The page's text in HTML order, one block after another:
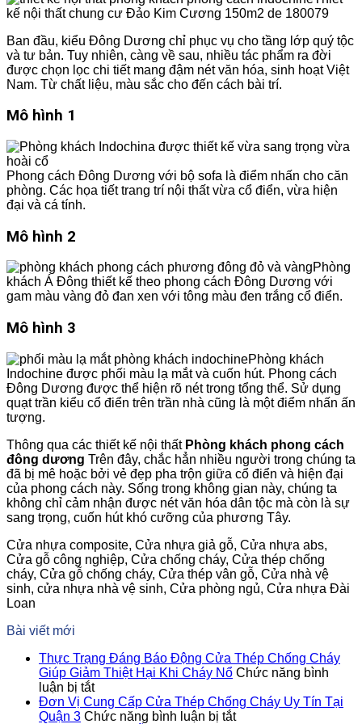
kế nội thất chung cư Đảo Kim Cương 150m2 de 180079
Ban đầu, kiểu Đông Dương chỉ phục vụ cho tầng lớp quý tộc
và tư bản. Tuy nhiên, càng về sau, nhiều tác phẩm ra đời
được chọn lọc chi tiết mang đậm nét văn hóa, sinh hoạt Việt
Nam. Từ chất liệu, màu sắc cho đến cách bài trí.
Mô hình 1
Phong cách Đông Dương với bộ sofa là điểm nhấn cho căn
phòng. Các họa tiết trang trí nội thất vừa cổ điển, vừa hiện
đại và cá tính.
Mô hình 2
Phòng
khách Á Đông thiết kế theo phong cách Đông Dương với
gam màu vàng đỏ đan xen với tông màu đen trắng cổ điển.
Mô hình 3
Phòng khách
Indochine được phối màu lạ mắt và cuốn hút. Phong cách
Đông Dương được thể hiện rõ nét trong tổng thể. Sử dụng
quạt trần kiểu cổ điển trên trần nhà cũng là một điểm nhấn ấn
tượng.
Thông qua các thiết kế nội thất Phòng khách phong cách
đông dương Trên đây, chắc hẳn nhiều người trong chúng ta
đã bị mê hoặc bởi vẻ đẹp pha trộn giữa cổ điển và hiện đại
của phong cách này. Sống trong không gian này, chúng ta
không chỉ cảm nhận được nét văn hóa dân tộc mà còn là sự
sang trọng, cuốn hút khó cưỡng của phương Tây.
Cửa nhựa composite, Cửa nhựa giả gỗ, Cửa nhựa abs,
Cửa gỗ công nghiệp, Cửa chống cháy, Cửa thép chống
cháy, Cửa gỗ chống cháy, Cửa thép vân gỗ, Cửa nhà vệ
sinh, cửa nhựa nhà vệ sinh, Cửa phòng ngủ, Cửa nhựa Đài
Loan
Bài viết mới
Thực Trạng Đáng Báo Động Cửa Thép Chống Cháy
Giúp Giảm Thiệt Hại Khi Cháy Nổ Chức năng bình
luận bị tắtở
Thực
Trạng
Đơn Vị Cung Cấp Cửa Thép Chống Cháy Uy Tín Tại
Quận 3 Chức năng bình luận bị tắtở